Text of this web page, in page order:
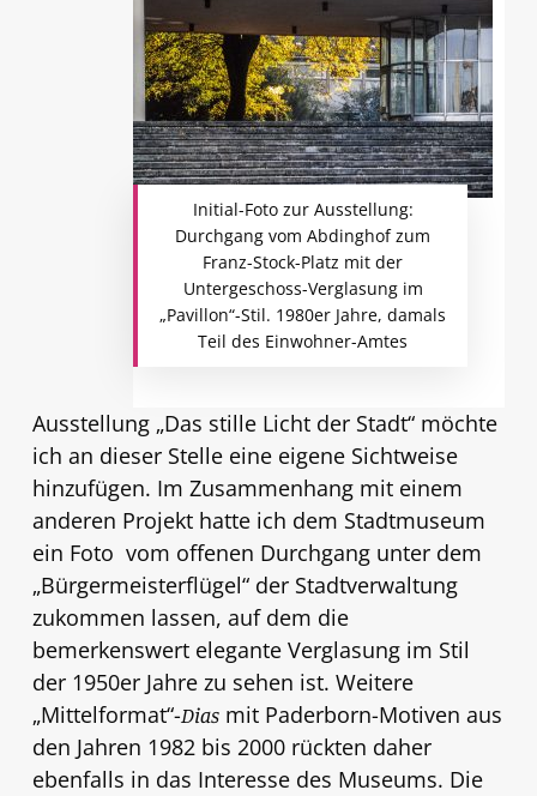
Initial-Foto zur Ausstellung:
Durchgang vom Abdinghof zum
Franz-Stock-Platz mit der
Untergeschoss-Verglasung im
„Pavillon“-Stil. 1980er Jahre, damals
Teil des Einwohner-Amtes
Ausstellung „Das stille Licht der Stadt“ möchte
ich an dieser Stelle eine eigene Sichtweise
hinzufügen. Im Zusammenhang mit einem
anderen Projekt hatte ich dem Stadtmuseum
ein Foto vom offenen Durchgang unter dem
„Bürgermeisterflügel“ der Stadtverwaltung
zukommen lassen, auf dem die
bemerkenswert elegante Verglasung im Stil
der 1950er Jahre zu sehen ist. Weitere
„Mittelformat“-Diasmit Paderborn-Motiven aus
den Jahren 1982 bis 2000 rückten daher
ebenfalls in das Interesse des Museums. Die